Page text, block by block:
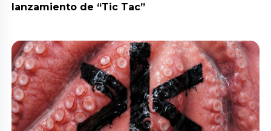
lanzamiento de “Tic Tac”